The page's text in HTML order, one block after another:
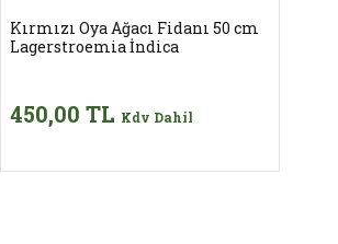
Kırmızı Oya Ağacı Fidanı 50 cm
Lagerstroemia İndica
450,00 TL Kdv Dahil